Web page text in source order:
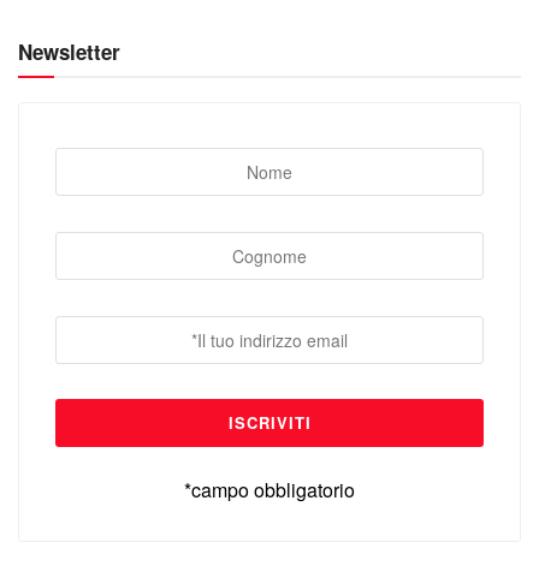
Newsletter
*campo obbligatorio